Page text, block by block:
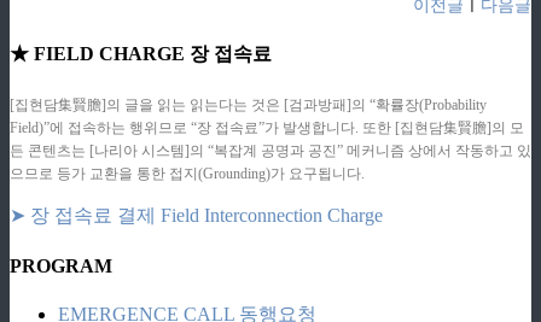
이전글 다음글
★ FIELD CHARGE 장 접속료
[집현담集賢膽]의 글을 읽는 읽는다는 것은 [검과방패]의 “확률장(Probability
Field)”에 접속하는 행위므로 “장 접속료”가 발생합니다. 또한 [집현담集賢膽]의 모
든 콘텐츠는 [나리아 시스템]의 “복잡계 공명과 공진” 메커니즘 상에서 작동하고 있
으므로 등가 교환을 통한 접지(Grounding)가 요구됩니다.
➤ 장 접속료 결제 Field Interconnection Charge
PROGRAM
EMERGENCE CALL 동행요청